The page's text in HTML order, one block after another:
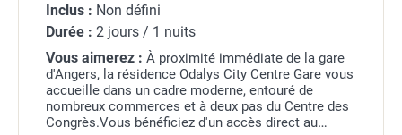
Inclus : Non défini
Durée : 2 jours / 1 nuits
Vous aimerez : À proximité immédiate de la gare
d'Angers, la résidence Odalys City Centre Gare vous
accueille dans un cadre moderne, entouré de
nombreux commerces et à deux pas du Centre des
Congrès.Vous bénéficiez d'un accès direct au